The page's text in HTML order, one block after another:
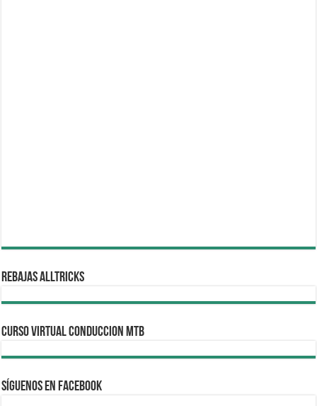
REBAJAS ALLTRICKS
CURSO VIRTUAL CONDUCCION MTB
Síguenos en Facebook